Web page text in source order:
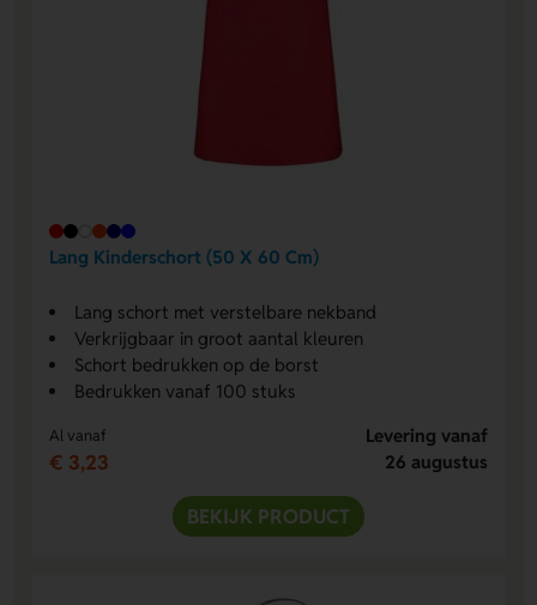
Lang Kinderschort (50 X 60 Cm)
Lang schort met verstelbare nekband
Verkrijgbaar in groot aantal kleuren
Schort bedrukken op de borst
Bedrukken vanaf 100 stuks
Al vanaf
€ 3,23
Levering vanaf
26 augustus
BEKIJK PRODUCT